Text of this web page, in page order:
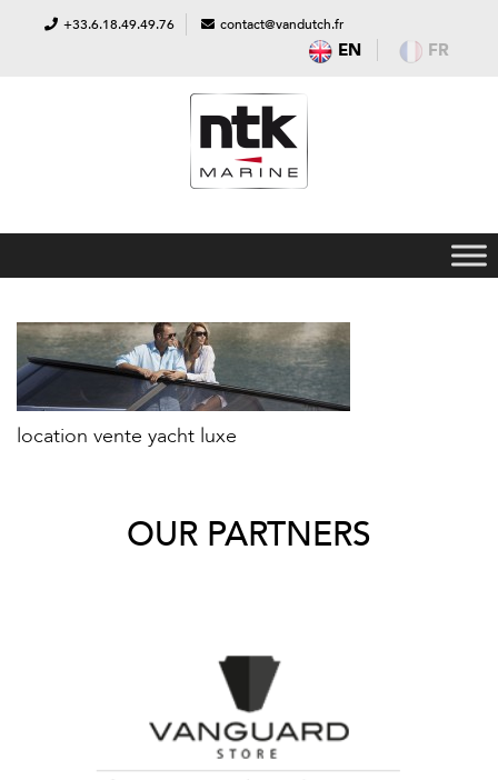
+33.6.18.49.49.76 contact@vandutch.fr
EN FR
location vente yacht luxe
OUR PARTNERS